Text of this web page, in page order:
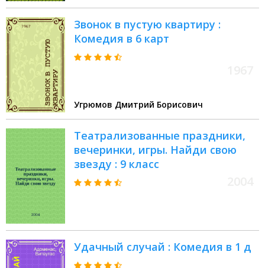
Звонок в пустую квартиру :
Комедия в 6 карт
Угрюмов Дмитрий Борисович
Театрализованные праздники,
вечеринки, игры. Найди свою
звезду : 9 класс
Удачный случай : Комедия в 1 д